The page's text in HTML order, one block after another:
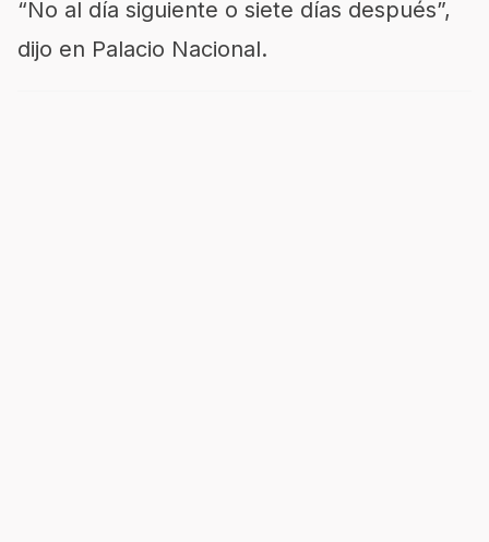
“No al día siguiente o siete días después”,
dijo en Palacio Nacional.